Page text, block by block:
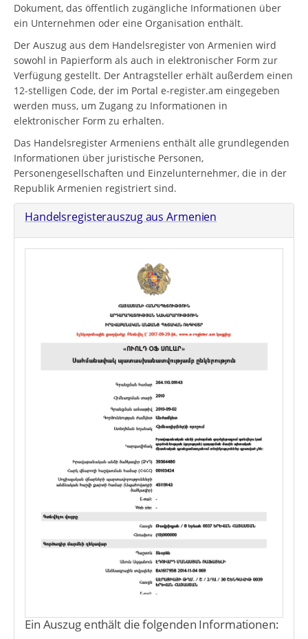
Dokument, das öffentlich zugängliche Informationen über
ein Unternehmen oder eine Organisation enthält.
Der Auszug aus dem Handelsregister von Armenien wird
sowohl in Papierform als auch in elektronischer Form zur
Verfügung gestellt. Der Antragsteller erhält außerdem einen
12-stelligen Code, der im Portal e-register.am eingegeben
werden muss, um Zugang zu Informationen in
elektronischer Form zu erhalten.
Das Handelsregister Armeniens enthält alle grundlegenden
Informationen über juristische Personen,
Personengesellschaften und Einzelunternehmer, die in der
Republik Armenien registriert sind.
Handelsregisterauszug aus Armenien
Ein Auszug enthält die folgenden Informationen: